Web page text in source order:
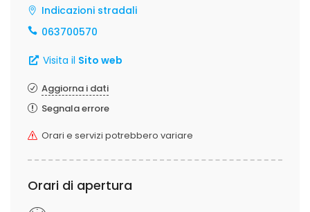
Indicazioni stradali
063700570
Visita il Sito web
Aggiorna i dati
Segnala errore
Orari e servizi potrebbero variare
Orari di apertura